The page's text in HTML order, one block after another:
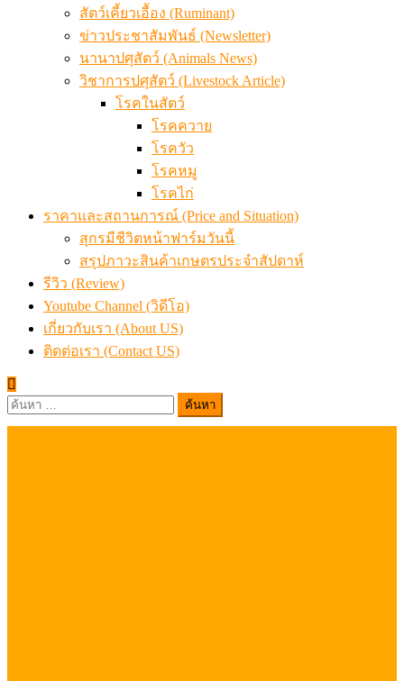
สัตว์เคี้ยวเอื้อง (Ruminant)
ข่าวประชาสัมพันธ์ (Newsletter)
นานาปศุสัตว์ (Animals News)
วิชาการปศุสัตว์ (Livestock Article)
โรคในสัตว์
โรคควาย
โรควัว
โรคหมู
โรคไก่
ราคาและสถานการณ์ (Price and Situation)
สุกรมีชีวิตหน้าฟาร์มวันนี้
สรุปภาวะสินค้าเกษตรประจำสัปดาห์
รีวิว (Review)
Youtube Channel (วิดีโอ)
เกี่ยวกับเรา (About US)
ติดต่อเรา (Contact US)
ค้นหา
สำหรับ: